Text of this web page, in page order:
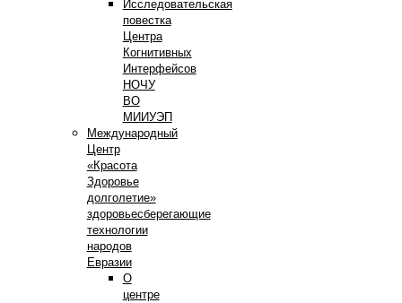
Исследовательская
повестка
Центра
Когнитивных
Интерфейсов
НОЧУ
ВО
МИИУЭП
Международный
Центр
«Красота
Здоровье
долголетие»
здоровьесберегающие
технологии
народов
Евразии
О
центре